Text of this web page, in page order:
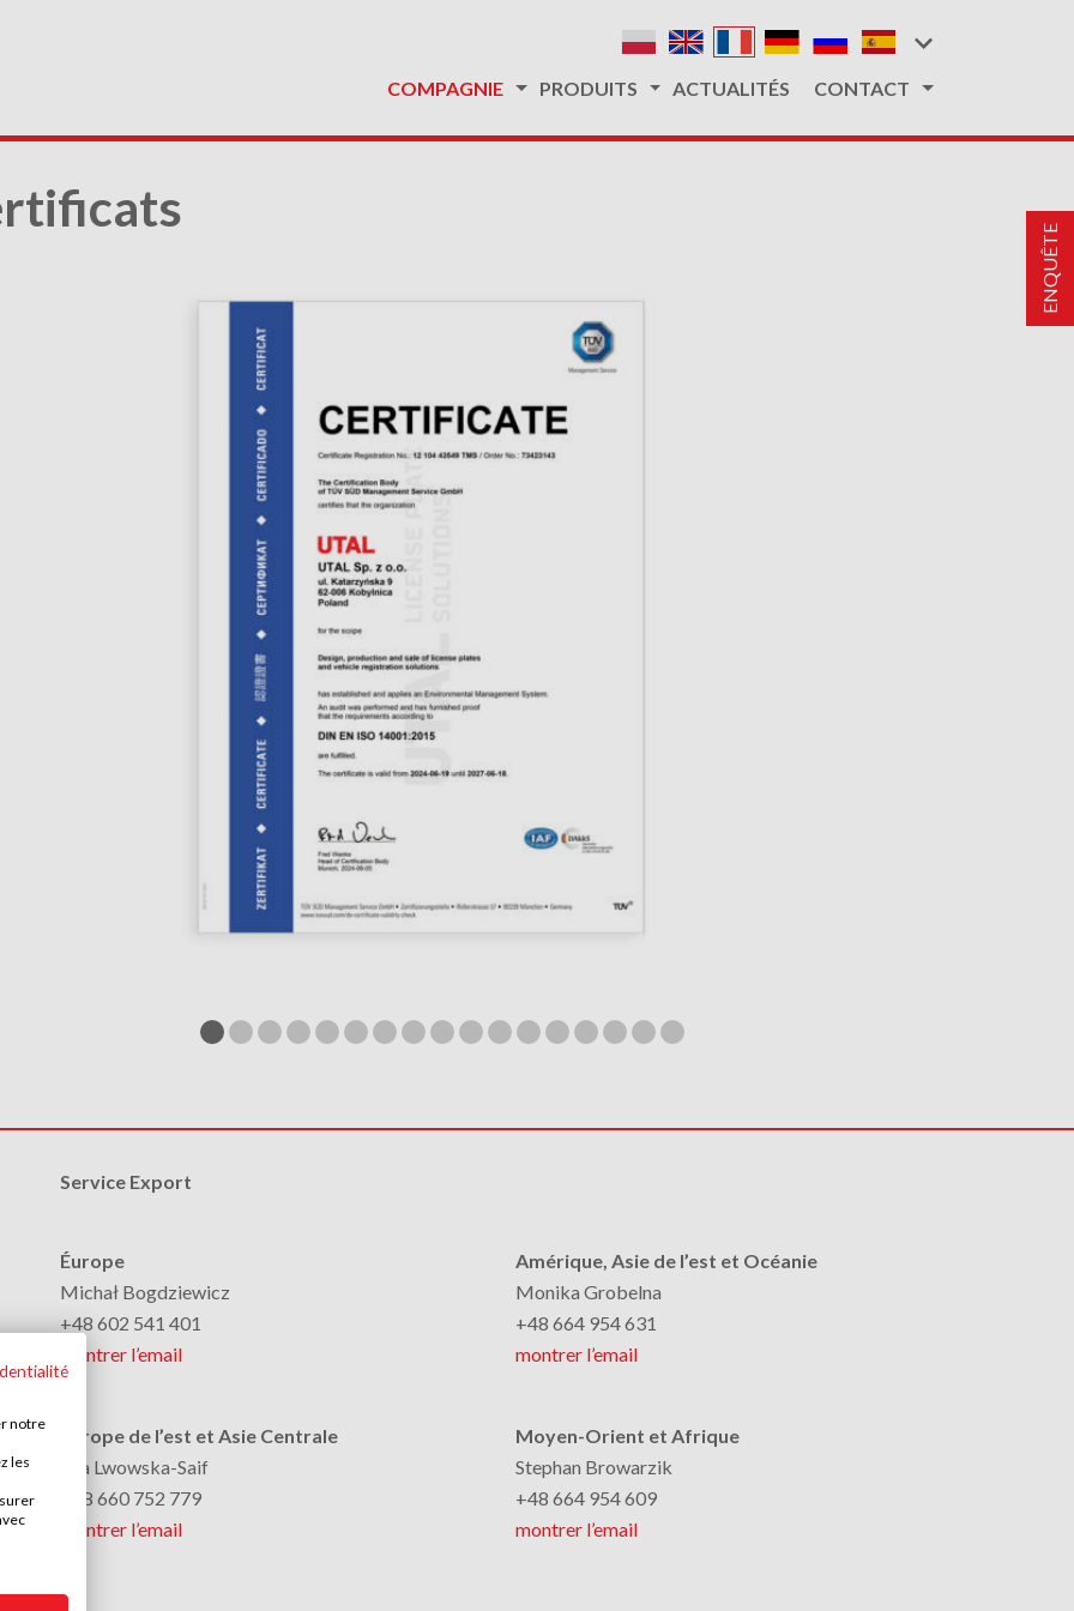
COMPAGNIE PRODUITS ACTUALITÉS CONTACT
Service Export
Éurope
Michał Bogdziewicz
+48 602 541 401
montrer l’email
Éurope de l’est et Asie Centrale
Ella Lwowska-Saif
+48 660 752 779
montrer l’email
Amérique, Asie de l’est et Océanie
Monika Grobelna
+48 664 954 631
montrer l’email
Moyen-Orient et Afrique
Stephan Browarzik
+48 664 954 609
montrer l’email
ENQUÊTE
notre
les